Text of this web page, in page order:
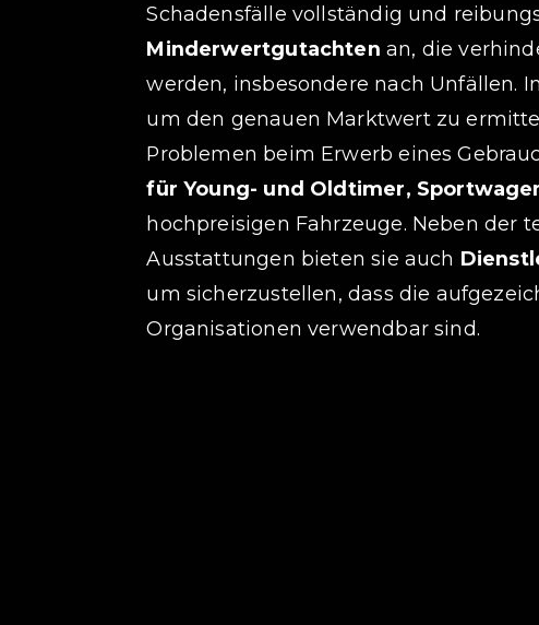
Schadensfälle vollständig und
Minderwertgutachten an, die
werden, insbesondere nach Unfällen.
um den genauen Marktwert zu
Problemen beim Erwerb eines
für Young- und Oldtimer,
hochpreisigen Fahrzeuge. Neben der
Ausstattungen bieten sie auch
um sicherzustellen, dass die
Organisationen verwendbar sind.